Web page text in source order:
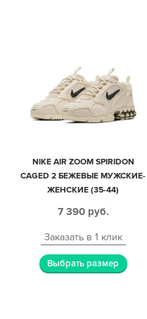
NIKE AIR ZOOM SPIRIDON
CAGED 2 БЕЖЕВЫЕ МУЖСКИЕ-
ЖЕНСКИЕ (35-44)
7 390 руб.
Заказать в 1 клик
Выбрать размер